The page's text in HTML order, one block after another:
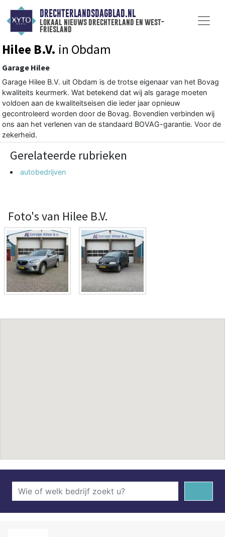
DRECHTERLANDSDAGBLAD.NL
lokaal nieuws drechterland en west-
friesland
Hilee B.V. in Obdam
Garage Hilee
Garage Hilee B.V. uit Obdam is de trotse eigenaar van het Bovag
kwaliteits keurmerk. Wat betekend dat wij als garage moeten
voldoen aan de kwaliteitseisen die ieder jaar opnieuw
gecontroleerd worden door de Bovag. Bovendien verbinden wij
ons aan het verlenen van de standaard BOVAG-garantie. Voor de
zekerheid.
Gerelateerde rubrieken
autobedrijven
Foto's van Hilee B.V.